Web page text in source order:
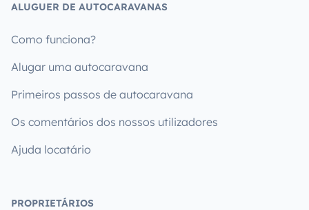
ALUGUER DE AUTOCARAVANAS
Como funciona?
Alugar uma autocaravana
Primeiros passos de autocaravana
Os comentários dos nossos utilizadores
Ajuda locatário
PROPRIETÁRIOS